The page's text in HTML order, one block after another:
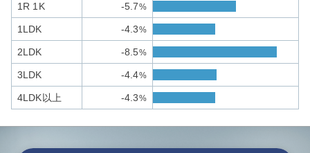
1R 1K -5.7%
1LDK -4.3%
2LDK -8.5%
3LDK -4.4%
4LDK以上 -4.3%